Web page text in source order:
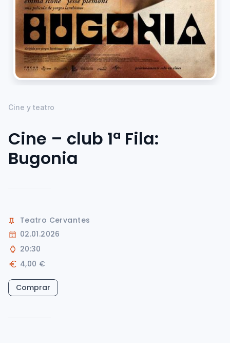
Cine y teatro
Cine – club 1ª Fila:
Bugonia
Teatro Cervantes
02.01.2026
20:30
4,00 €
Comprar